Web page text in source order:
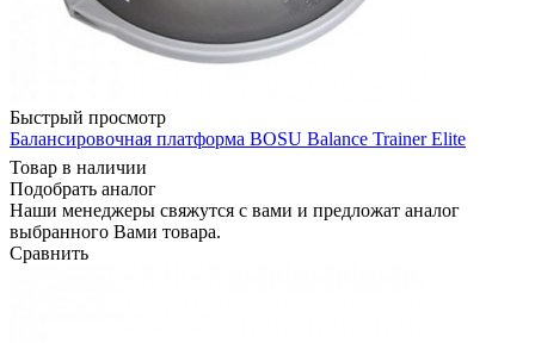
Быстрый просмотр
Балансировочная платформа BOSU Balance Trainer Elite
Товар в наличии
Подобрать аналог
Наши менеджеры свяжутся с вами и предложат аналог
выбранного Вами товара.
Сравнить